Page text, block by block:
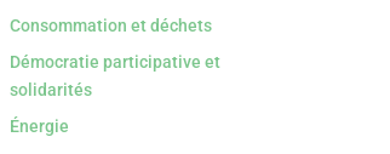
Consommation et déchets
Démocratie participative et
solidarités
Énergie